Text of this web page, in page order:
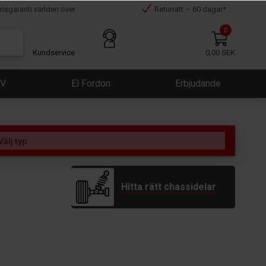
världen över Returrätt – 60 dagar*
Kundservice
0
0,00 SEK
El Fordon Erbjudande
Hitta rätt chassidelar